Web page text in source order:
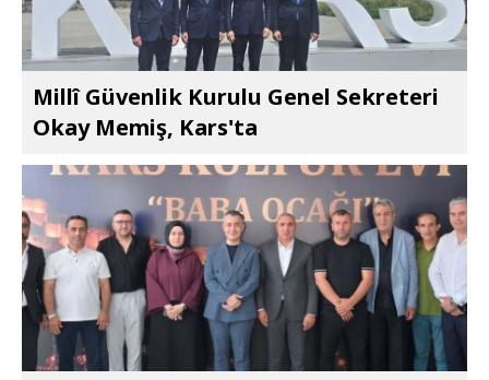
Millî Güvenlik Kurulu Genel Sekreteri
Okay Memiş, Kars'ta